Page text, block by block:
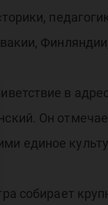
в
Он
единое
собирает